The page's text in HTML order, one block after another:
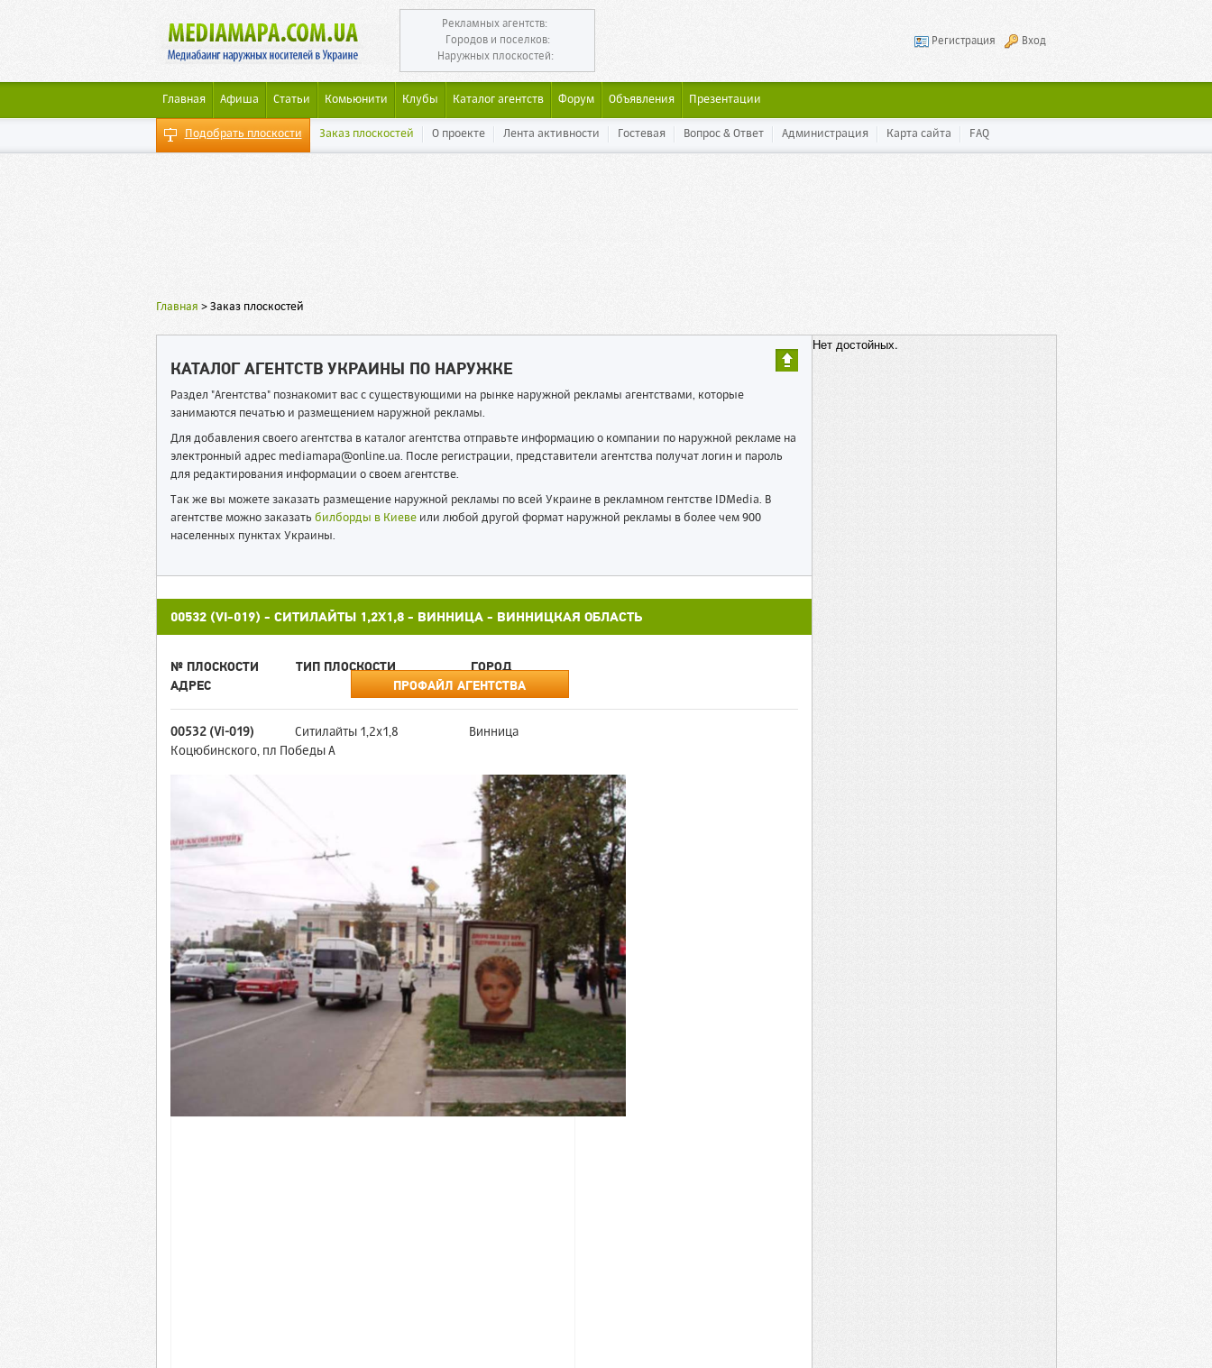
Рекламных агентств:
Городов и поселков:
Наружных плоскостей:
Регистрация Вход
Главная Афиша Статьи Комьюнити Клубы Каталог агентств Форум Объявления Презентации
Подобрать плоскости Заказ плоскостей О проекте Лента активности Гостевая Вопрос & Ответ Администрация Карта сайта FAQ
Главная > Заказ плоскостей
КАТАЛОГ АГЕНТСТВ УКРАИНЫ ПО НАРУЖКЕ
Раздел "Агентства" познакомит вас с существующими на рынке наружной рекламы агентствами, которые
занимаются печатью и размещением наружной рекламы.
Для добавления своего агентства в каталог агентства отправьте информацию о компании по наружной рекламе на
электронный адрес mediamapa@online.ua. После регистрации, представители агентства получат логин и пароль
для редактирования информации о своем агентстве.
Так же вы можете заказать размещение наружной рекламы по всей Украине в рекламном гентстве IDMedia. В
агентстве можно заказать билборды в Киевеили любой другой формат наружной рекламы в более чем 900
населенных пунктах Украины.
00532 (VI-019) - СИТИЛАЙТЫ 1,2X1,8 - ВИННИЦА - ВИННИЦКАЯ ОБЛАСТЬ
№ ПЛОСКОСТИ ТИП ПЛОСКОСТИ
ГОРОД
АДРЕС
ПРОФАЙЛ АГЕНТСТВА
00532 (Vi-019) Ситилайты 1,2x1,8
Винница
Коцюбинского, пл Победы А
Нет достойных.